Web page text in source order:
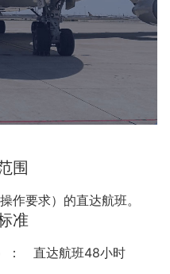
围
作要求）的直达航班。
准
：
直达航班48小时